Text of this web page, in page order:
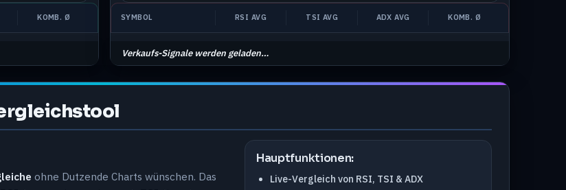
KOMB. Ø SYMBOL RSI AVG TSI AVG ADX AVG KOMB. Ø
Verkaufs-Signale werden geladen…
ohne Dutzende Charts wünschen. Das
Hauptfunktionen:
Live-Vergleich von RSI, TSI & ADX